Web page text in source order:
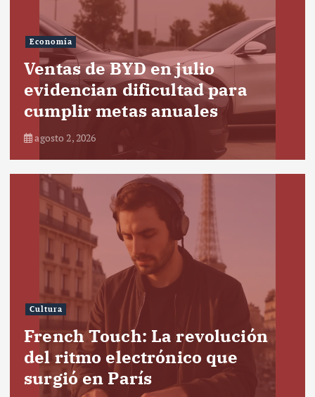
Economía
Ventas de BYD en julio
evidencian dificultad para
cumplir metas anuales
agosto 2, 2026
Cultura
French Touch: La revolución
del ritmo electrónico que
surgió en París